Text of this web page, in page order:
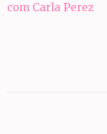
de
com Carla Perez